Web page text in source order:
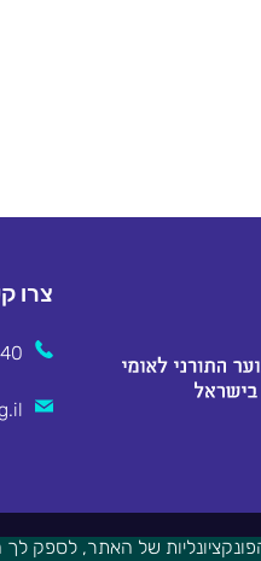
של האתר, לספק לך
צרו